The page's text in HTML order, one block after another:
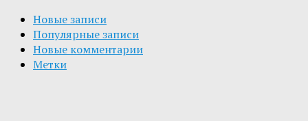
Новые записи
Популярные записи
Новые комментарии
Метки